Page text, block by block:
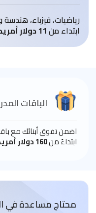
رياضيات، فيزباء،
ابتداء من11 دولار أمريكي
الباقات
اضمن تفوق أبنائك مع
ابتداءً من160 دولار أمريكي
محتاج مساعدة في